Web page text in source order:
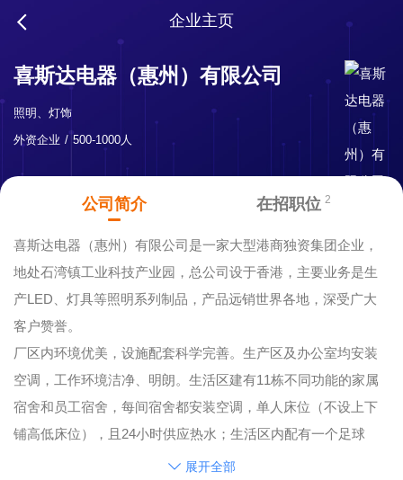
企业主页
喜斯达电器（惠州）有限公司
照明、灯饰
外资企业
500-1000人
公司简介 在招职位 2
喜斯达电器（惠州）有限公司是一家大型港商独资集团企业，
地处石湾镇工业科技产业园，总公司设于香港，主要业务是生
产LED、灯具等照明系列制品，产品远销世界各地，深受广大
客户赞誉。
厂区内环境优美，设施配套科学完善。生产区及办公室均安装
空调，工作环境洁净、明朗。生活区建有11栋不同功能的家属
宿舍和员工宿舍，每间宿舍都安装空调，单人床位（不设上下
铺高低床位），且24小时供应热水；生活区内配有一个足球
场、两个羽毛球场、四个标准篮球场。
展开全部